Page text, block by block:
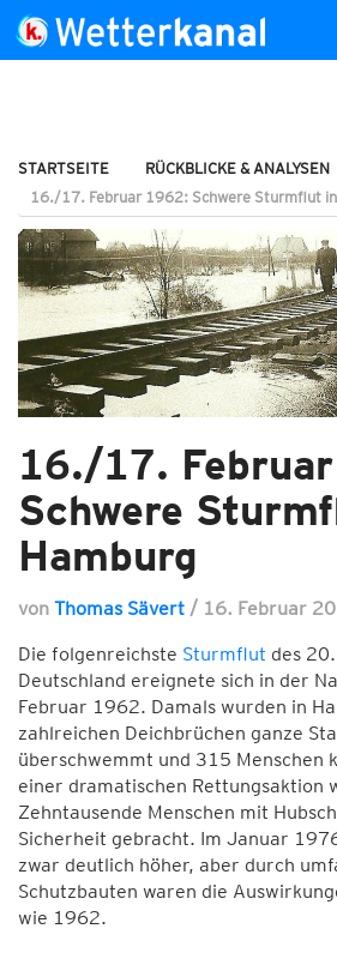
STARTSEITE
RÜCKBLICKE & ANALYSEN
16./17. Februar 1962: Schwere Sturmflut
16./17.
Schwere
Hamburg
von Thomas Sävert / 16. Februar
Die folgenreichste Sturmflut des
Deutschland ereignete sich in der
Februar 1962. Damals wurden in
zahlreichen Deichbrüchen ganze
überschwemmt und 315 Menschen
einer dramatischen Rettungsaktion
Zehntausende Menschen mit
Sicherheit gebracht. Im Januar
zwar deutlich höher, aber durch
Schutzbauten waren die
wie 1962.